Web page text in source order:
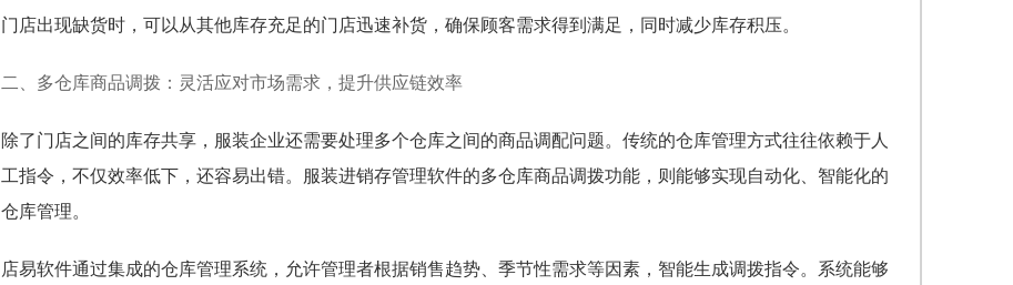
门店出现缺货时，可以从其他库存充足的门店迅速补货，确保顾客需求得到满足，同时减少库存积压。
二、多仓库商品调拨：灵活应对市场需求，提升供应链效率
除了门店之间的库存共享，服装企业还需要处理多个仓库之间的商品调配问题。传统的仓库管理方式往往依赖于人
工指令，不仅效率低下，还容易出错。服装进销存管理软件的多仓库商品调拨功能，则能够实现自动化、智能化的
仓库管理。
店易软件通过集成的仓库管理系统，允许管理者根据销售趋势、季节性需求等因素，智能生成调拨指令。系统能够